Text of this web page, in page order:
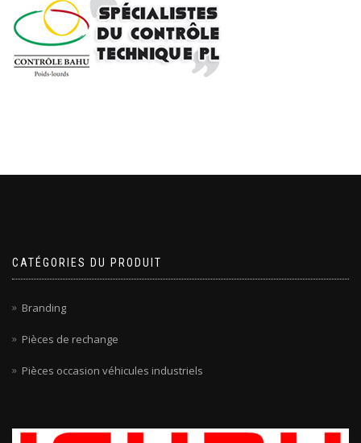
CATÉGORIES DU PRODUIT
Branding
Pièces de rechange
Pièces occasion véhicules industriels